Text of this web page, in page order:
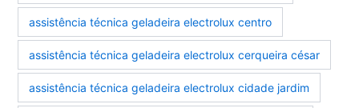
assistência técnica geladeira electrolux centro
assistência técnica geladeira electrolux cerqueira césar
assistência técnica geladeira electrolux cidade jardim